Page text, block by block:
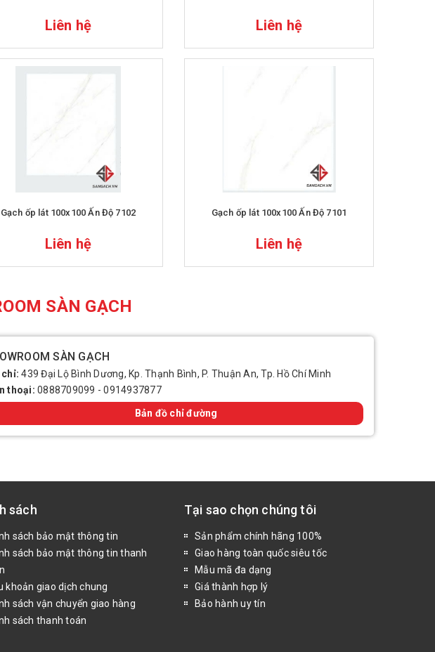
Liên hệ Liên hệ
Gạch ốp lát 100x100 Ấn Độ 7102
Liên hệ
Gạch ốp lát 100x100 Ấn Độ 7101
Liên hệ
SÀN GẠCH
SÀN GẠCH
chỉ:439 Đại Lộ Bình Dương, Kp. Thạnh Bình, P. Thuận An, Tp. Hồ Chí Minh
thoại: 0888709099 -0914937877
Bản đồ chỉ đường
sách
sách bảo mật thông tin
sách bảo mật thông tin thanh
khoản giao dịch chung
sách vận chuyển giao hàng
sách thanh toán
Tại sao chọn chúng tôi
Sản phẩm chính hãng 100%
Giao hàng toàn quốc siêu tốc
Mẫu mã đa dạng
Giá thành hợp lý
Bảo hành uy tín